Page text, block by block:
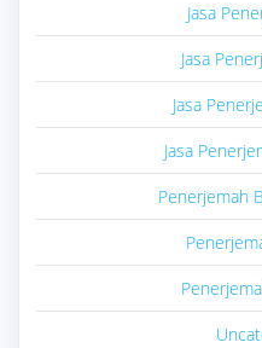
Jasa
Jasa
Jasa
Jasa
Penerjemah